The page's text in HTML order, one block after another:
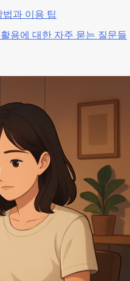
과 이용 팁
용에 대한 자주 묻는 질문들